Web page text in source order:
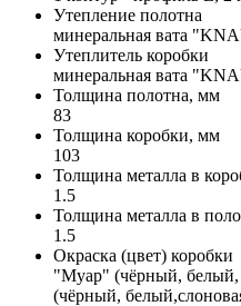
Утепление полотна
минеральная вата
Утеплитель коробки
минеральная вата
Толщина полотна, мм
83
Толщина коробки, мм
103
Толщина металла в
1.5
Толщина металла в
1.5
Окраска (цвет) коробки
"Муар" (чёрный, белый,
(чёрный,